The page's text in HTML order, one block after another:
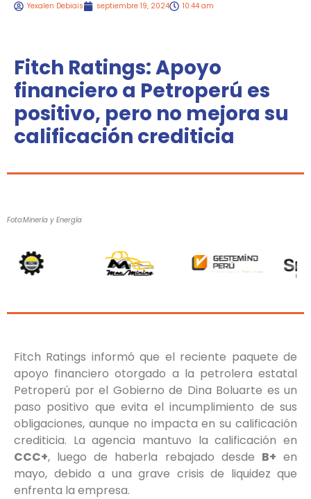
Yexalen Debiais septiembre 19, 2024 10:44 am
Fitch Ratings: Apoyo
financiero a Petroperú es
positivo, pero no mejora su
calificación crediticia
Foto:Minería y Energía
Fitch Ratings informó que el reciente paquete de
apoyo financiero otorgado a la petrolera estatal
Petroperú por el Gobierno de Dina Boluarte es un
paso positivo que evita el incumplimiento de sus
obligaciones, aunque no impacta en su calificación
crediticia. La agencia mantuvo la calificación en
CCC+, luego de haberla rebajado desde B+ en
mayo, debido a una grave crisis de liquidez que
enfrenta la empresa.